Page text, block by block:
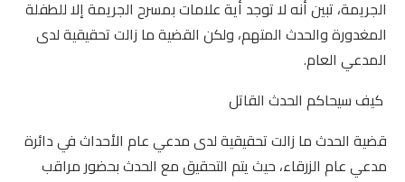
الجريمة، تبين أنه لا توجد أية علامات بمسرح الجريمة إلا للطفلة
المغدورة والحدث المتهم، ولكن القضية ما زالت تحقيقية لدى
المدعي العام.
كيف سيحاكم الحدث القاتل
قضية الحدث ما زالت تحقيقية لدى مدعي عام الأحداث في دائرة
مدعي عام الزرقاء، حيث يتم التحقيق مع الحدث بحضور مراقب